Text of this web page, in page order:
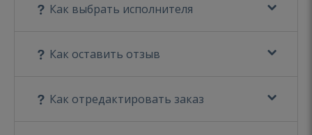
Как выбрать исполнителя
Как оставить отзыв
Как отредактировать заказ